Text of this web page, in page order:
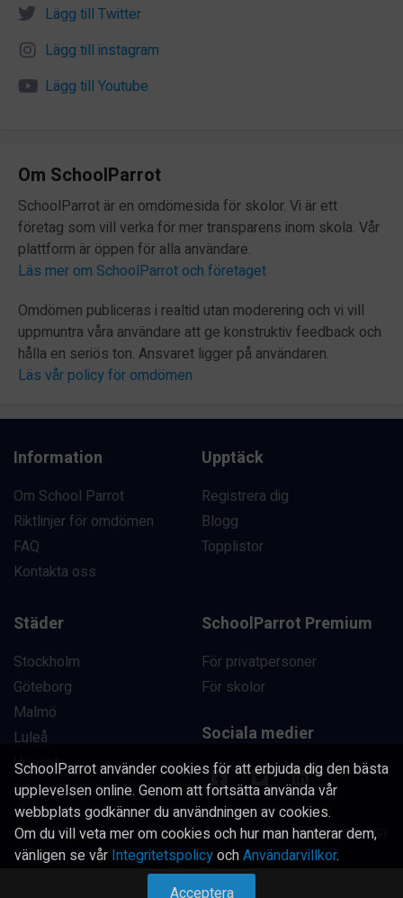
Lägg till Twitter
Lägg till instagram
Lägg till Youtube
Om SchoolParrot
SchoolParrot är en omdömesida för skolor. Vi är ett
företag som vill verka för mer transparens inom skola. Vår
plattform är öppen för alla användare.
Läs mer om SchoolParrot och företaget
Omdömen publiceras i realtid utan moderering och vi vill
uppmuntra våra användare att ge konstruktiv feedback och
hålla en seriös ton. Ansvaret ligger på användaren.
Läs vår policy för omdömen
Information
Om School Parrot
Riktlinjer för omdömen
FAQ
Kontakta oss
Upptäck
Registrera dig
Blogg
Topplistor
Städer
Stockholm
Göteborg
Malmö
Luleå
Uppsala
SchoolParrot Premium
För privatpersoner
För skolor
Sociala medier
Copyright SchoolParrot AB 2023|Användarvillkor|Integritetspolicy
SchoolParrot använder cookies för att erbjuda dig den bästa
upplevelsen online. Genom att fortsätta använda vår
webbplats godkänner du användningen av cookies.
Om du vill veta mer om cookies och hur man hanterar dem,
vänligen se vår IntegritetspolicyochAnvändarvillkor.
Acceptera